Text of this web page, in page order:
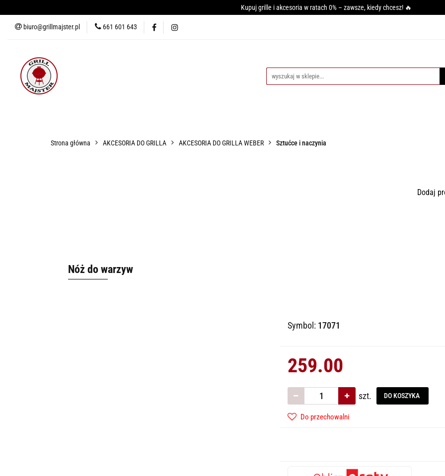
Kupuj grille i akcesoria w ratach 0% – zawsze, kiedy chcesz! 🔥
biuro@grillmajster.pl 661 601 643
GRILLE AKCESORIA DO GRILLA
KURSY GRILLOWANIA MIĘSO PRZYPRAWY BLOG
Strona główna AKCESORIA DO GRILLA AKCESORIA DO GRILLA WEBER Sztućce i naczynia
Dodaj
Nóż do warzyw
Symbol: 17071
259.00
szt. DO KOSZYKA
Do przechowalni